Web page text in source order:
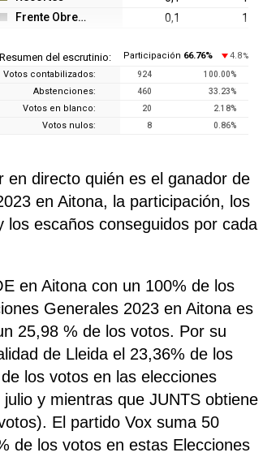
Frente Obrero
0,1 1
Resumen del escrutinio: Participación 66.76% 4.8 %
Votos contabilizados: 924 100.00%
Abstenciones: 460 33.23%
Votos en blanco: 20 2.18%
Votos nulos: 8 0.86%
directo quién es el ganador de
en Aitona, la participación, los
escaños conseguidos por cada
en Aitona con un 100% de los
Generales 2023 en Aitona es
25,98 % de los votos. Por su
de Lleida el 23,36% de los
los votos en las elecciones
y mientras que JUNTS obtiene
El partido Vox suma 50
de los votos en estas Elecciones